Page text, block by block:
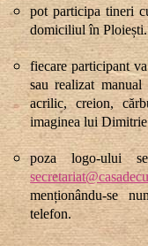
pot participa tineri
domiciliul în Ploiești.
fiecare participant
sau realizat
acrilic, creion,
imaginea lui
poza logo-ului
menționându-se
telefon.